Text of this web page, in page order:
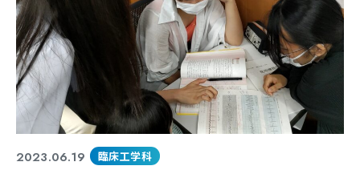
2023.06.19 臨床工学科